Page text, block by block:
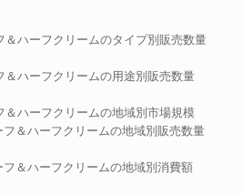
ハーフクリームのタイプ別販売数量
ハーフクリームの用途別販売数量
ハーフクリームの地域別市場規模
＆ハーフクリームの地域別販売数量
＆ハーフクリームの地域別消費額